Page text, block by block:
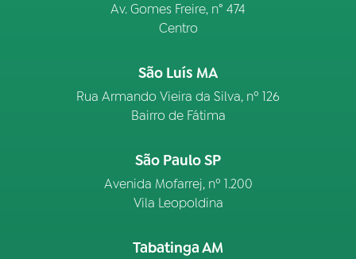
Av. Gomes Freire, n° 474
Centro
São Luís MA
Rua Armando Vieira da Silva, nº 126
Bairro de Fátima
São Paulo SP
Avenida Mofarrej, nº 1.200
Vila Leopoldina
Tabatinga AM